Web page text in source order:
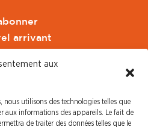
aux
nous utilisons des technologies telles que
aux informations des appareils. Le fait de
de traiter des données telles que le
arrivant
Cadres
Retraités